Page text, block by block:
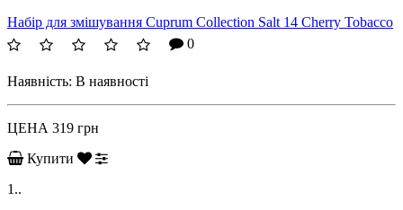
Набір для змішування Cuprum Collection Salt 14 Cherry Tobacco
0
Наявність: В наявності
ЦЕНА 319 грн
Купити
1..